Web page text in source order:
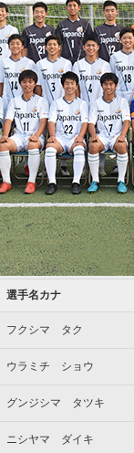
選手名カナ
フクシマ タク
ウラミチ ショウ
グンジシマ タツキ
ニシヤマ ダイキ